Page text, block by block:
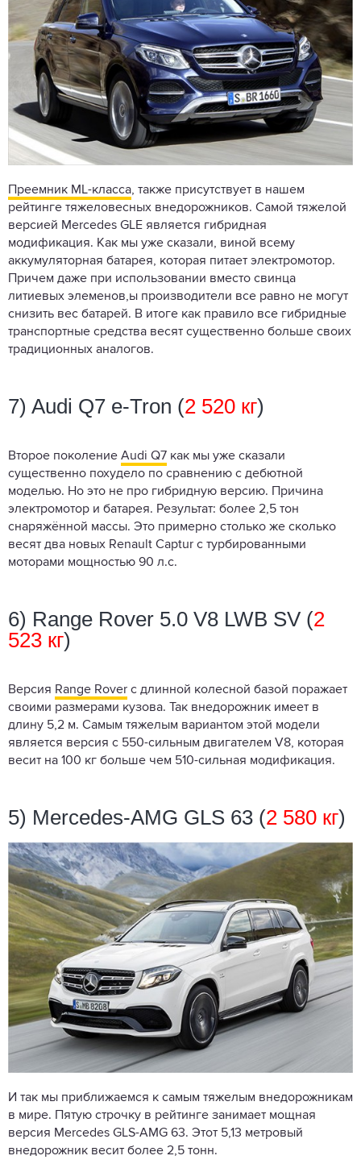
Преемник МL-класса, также присутствует в нашем
рейтинге тяжеловесных внедорожников. Самой тяжелой
версией Mercedes GLE является гибридная
модификация. Как мы уже сказали, виной всему
аккумуляторная батарея, которая питает электромотор.
Причем даже при использовании вместо свинца
литиевых элеменов,ы производители все равно не могут
снизить вес батарей. В итоге как правило все гибридные
транспортные средства весят существенно больше своих
традиционных аналогов.
7) Audi Q7 е-Tron (2 520 кг)
Второе поколение Audi Q7 как мы уже сказали
существенно похудело по сравнению с дебютной
моделью. Но это не про гибридную версию. Причина
электромотор и батарея. Результат: более 2,5 тон
снаряжённой массы. Это примерно столько же сколько
весят два новых Renault Captur с турбированными
моторами мощностью 90 л.с.
6) Range Rover 5.0 V8 LWB SV (2
523 кг)
Версия Range Rover с длинной колесной базой поражает
своими размерами кузова. Так внедорожник имеет в
длину 5,2 м. Самым тяжелым вариантом этой модели
является версия с 550-сильным двигателем V8, которая
весит на 100 кг больше чем 510-сильная модификация.
5) Mercedes-AMG GLS 63 (2 580 кг)
И так мы приближаемся к самым тяжелым внедорожникам
в мире. Пятую строчку в рейтинге занимает мощная
версия Mercedes GLS-AMG 63. Этот 5,13 метровый
внедорожник весит более 2,5 тонн.